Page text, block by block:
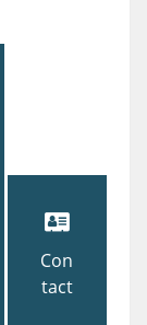
Con
tact